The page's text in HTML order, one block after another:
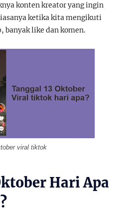
konten kreator yang ingin
ketika kita mengikuti
banyak like dan komen.
viral tiktok
Hari Apa